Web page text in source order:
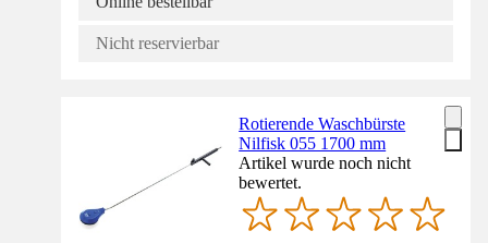
Nicht reservierbar
Rotierende Waschbürste
Nilfisk 055 1700 mm
Artikel wurde noch nicht
bewertet.